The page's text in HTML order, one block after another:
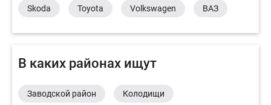
Skoda Toyota Volkswagen ВАЗ
В каких районах ищут
Заводской район Колодищи